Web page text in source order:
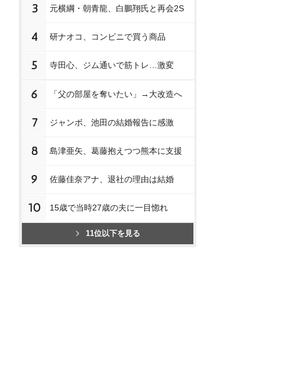
3 元横綱・朝青龍、白鵬翔氏と再会2S
4 研ナオコ、コンビニで買う商品
5 寺田心、ジム通いで筋トレ…激変
6 「父の部屋を奪いたい」→大改造へ
7 ジャンボ、池田の結婚報告に感激
8 島津亜矢、葛藤抱えつつ熊本に支援
9 佐藤佳奈アナ、退社の理由は結婚
10 15歳で当時27歳の夫に一目惚れ
11位以下を見る